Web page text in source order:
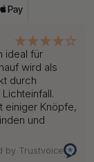
ideal für
wird als
durch
einiger Knöpfe,
und
by Trustvoice